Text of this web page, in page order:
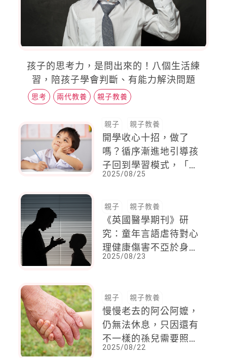
孩子的思考力，是問出來的！八個生活練
習，陪孩子學會判斷、有能力解決問題
思考 兩代教養 親子教養
親子 親子教養
開學收心十招，做了
嗎？循序漸進地引導孩
子回到學習模式，「這
一點」最難！
2025/08/25
親子 親子教養
《英國醫學期刊》研
究：童年言語虐待對心
理健康傷害不亞於身體
虐待
2025/08/23
親子 親子教養
慢慢老去的阿公阿嬤，
仍無法休息，只因還有
不一樣的孫兒需要照
顧！
2025/08/22